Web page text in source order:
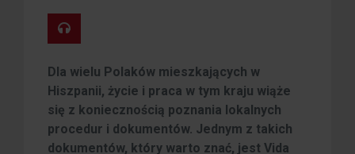
Dla wielu Polaków mieszkających w
Hiszpanii, życie i praca w tym kraju wiąże
się z koniecznością poznania lokalnych
procedur i dokumentów. Jednym z takich
dokumentów, który warto znać, jest Vida